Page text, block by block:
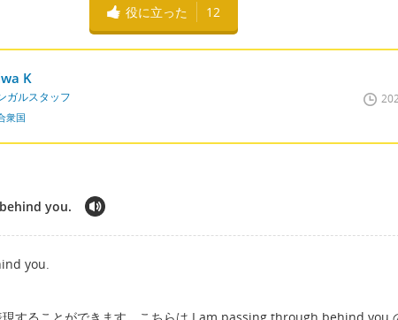
役に立った 12
K
ガルスタッフ
衆国
you.
you.